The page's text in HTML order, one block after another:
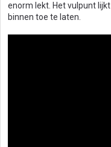
enorm lekt. Het vulpunt
binnen toe te laten.